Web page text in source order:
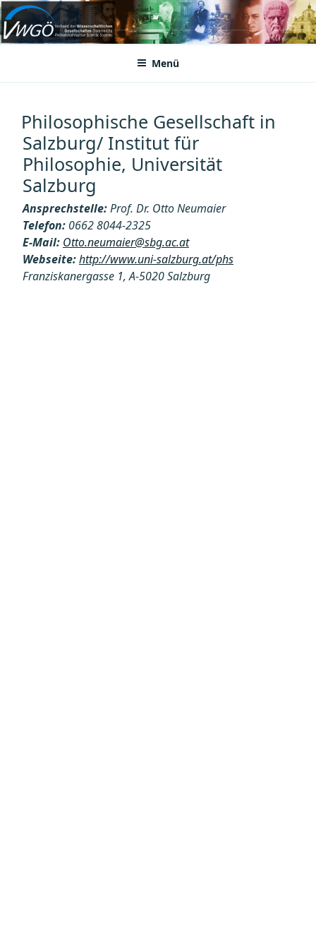
Zum
Inhalt
springenVWGÖ
Federation of Austrian Scientific Societies
Menü
Philosophische Gesellschaft in
Salzburg/ Institut für
Philosophie, Universität
Salzburg
Ansprechstelle:Prof. Dr. Otto Neumaier
Telefon: 0662 8044-2325
E-Mail: Otto.neumaier@sbg.ac.at
Webseite:http://www.uni-salzburg.at/phs
Franziskanergasse 1, A-5020 Salzburg